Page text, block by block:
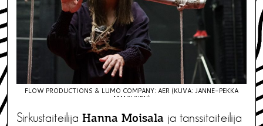
FLOW PRODUCTIONS & LUMO COMPANY: AER (KUVA: JANNE-PEKKA
MANNINEN)
Sirkustaiteilija Hanna Moisala ja tanssitaiteilija